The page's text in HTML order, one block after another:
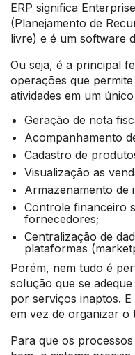
ERP significa
(Planejamento de
livre) e é um software
Ou seja, é a principal
operações que
atividades em um
Geração de nota
Acompanhamento
Cadastro de
Visualização as
Armazenamento de
Controle financeiro
fornecedores;
Centralização de
plataformas
Porém, nem tudo é
solução que se
por serviços inaptos.
em vez de organizar o
Para que os